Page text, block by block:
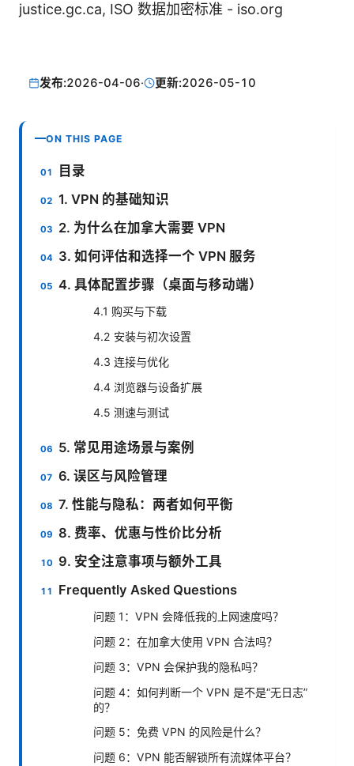
justice.gc.ca, ISO 数据加密标准 - iso.org
发布:2026-04-06· 更新:2026-05-10
ON THIS PAGE
目录
1. VPN 的基础知识
2. 为什么在加拿大需要 VPN
3. 如何评估和选择一个 VPN 服务
4. 具体配置步骤（桌面与移动端）
4.1 购买与下载
4.2 安装与初次设置
4.3 连接与优化
4.4 浏览器与设备扩展
4.5 测速与测试
5. 常见用途场景与案例
6. 误区与风险管理
7. 性能与隐私：两者如何平衡
8. 费率、优惠与性价比分析
9. 安全注意事项与额外工具
Frequently Asked Questions
问题 1：VPN 会降低我的上网速度吗？
问题 2：在加拿大使用 VPN 合法吗？
问题 3：VPN 会保护我的隐私吗？
问题 4：如何判断一个 VPN 是不是“无日志”
的？
问题 5：免费 VPN 的风险是什么？
问题 6：VPN 能否解锁所有流媒体平台？